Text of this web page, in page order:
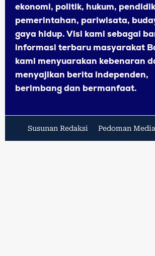
ekonomi, politik, hukum,
pemerintahan, pariwisata,
gaya hidup. Visi kami sebagai
informasi terbaru masyarakat
kami menyuarakan kebenaran
menyajikan berita independen,
berimbang dan bermanfaat.
Susunan Redaksi Pedoman